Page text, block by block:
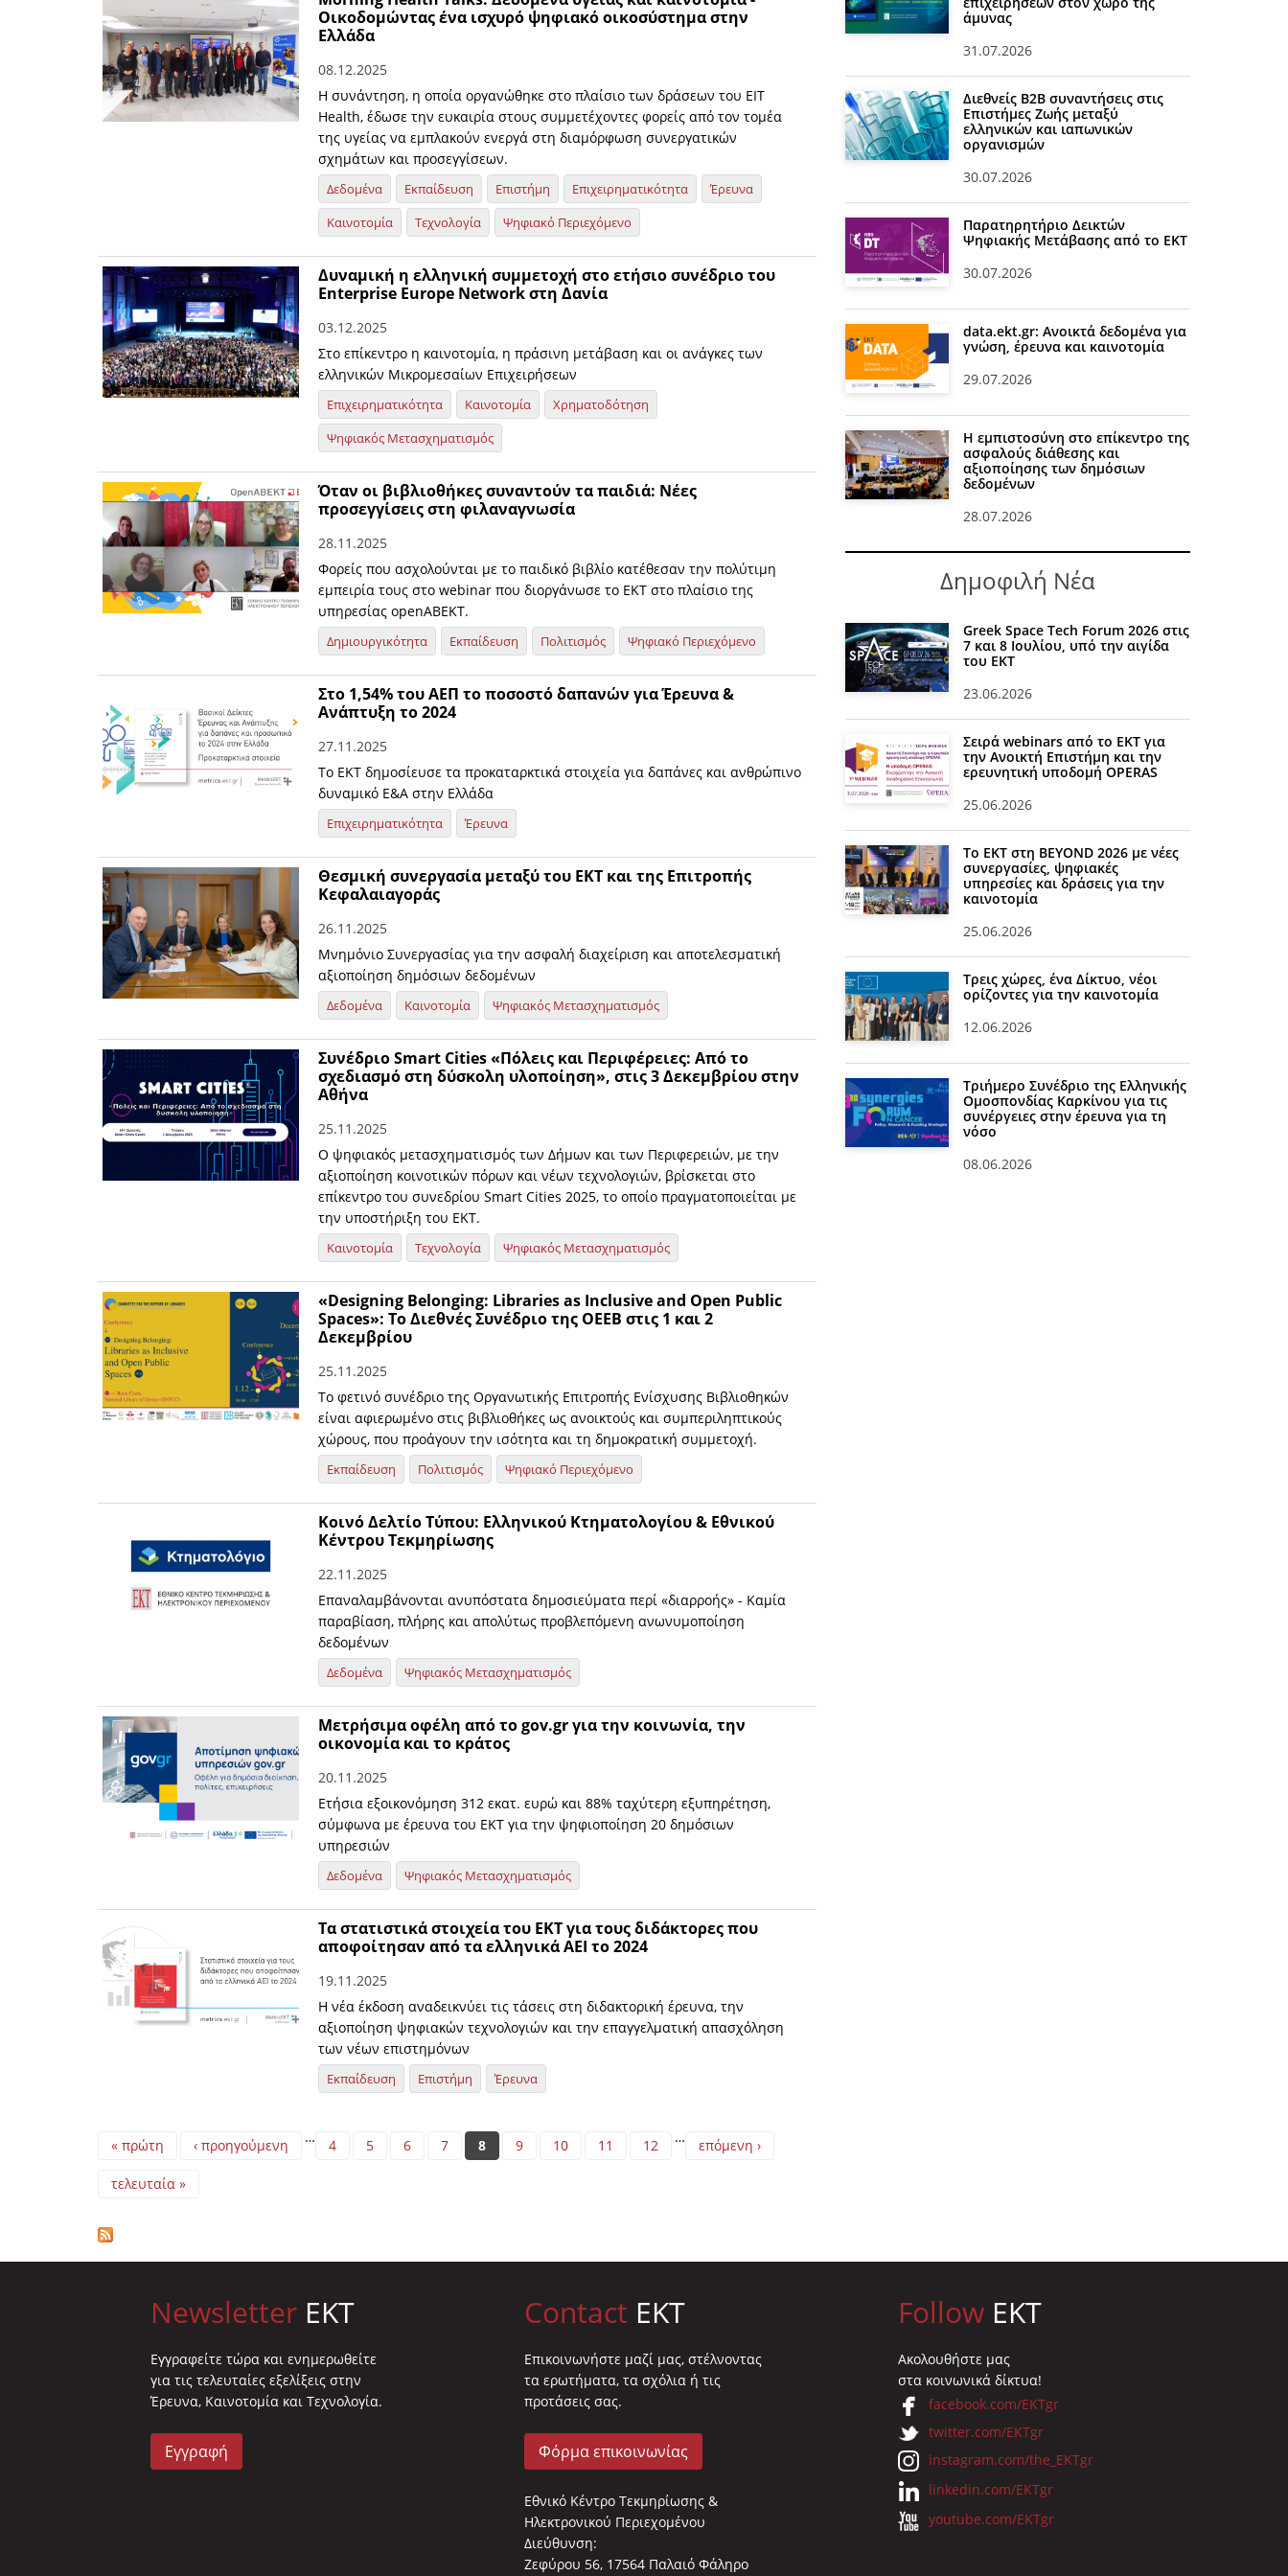
Οικοδομώντας ένα ισχυρό ψηφιακό οικοσύστημα στην
Ελλάδα
08.12.2025
Η συνάντηση, η οποία οργανώθηκε στο πλαίσιο των δράσεων του EIT
Health, έδωσε την ευκαιρία στους συμμετέχοντες φορείς από τον τομέα
της υγείας να εμπλακούν ενεργά στη διαμόρφωση συνεργατικών
σχημάτων και προσεγγίσεων.
Δεδομένα Εκπαίδευση Επιστήμη Επιχειρηματικότητα
Έρευνα
Καινοτομία
Τεχνολογία Ψηφιακό Περιεχόμενο
Δυναμική η ελληνική συμμετοχή στο ετήσιο συνέδριο του
Enterprise Europe Network στη Δανία
03.12.2025
Στο επίκεντρο η καινοτομία, η πράσινη μετάβαση και οι ανάγκες των
ελληνικών Μικρομεσαίων Επιχειρήσεων
Επιχειρηματικότητα Καινοτομία
Χρηματοδότηση
Ψηφιακός Μετασχηματισμός
Όταν οι βιβλιοθήκες συναντούν τα παιδιά: Νέες
προσεγγίσεις στη φιλαναγνωσία
28.11.2025
Φορείς που ασχολούνται με το παιδικό βιβλίο κατέθεσαν την πολύτιμη
εμπειρία τους στο webinar που διοργάνωσε το ΕΚΤ στο πλαίσιο της
υπηρεσίας openABEKT.
Δημιουργικότητα Εκπαίδευση Πολιτισμός Ψηφιακό Περιεχόμενο
Στο 1,54% του ΑΕΠ το ποσοστό δαπανών για Έρευνα &
Ανάπτυξη το 2024
27.11.2025
Το ΕΚΤ δημοσίευσε τα προκαταρκτικά στοιχεία για δαπάνες και ανθρώπινο
δυναμικό Ε&Α στην Ελλάδα
Επιχειρηματικότητα Έρευνα
Θεσμική συνεργασία μεταξύ του EKT και της Επιτροπής
Κεφαλαιαγοράς
26.11.2025
Μνημόνιο Συνεργασίας για την ασφαλή διαχείριση και αποτελεσματική
αξιοποίηση δημόσιων δεδομένων
Δεδομένα Καινοτομία Ψηφιακός Μετασχηματισμός
Συνέδριο Smart Cities «Πόλεις και Περιφέρειες: Από το
σχεδιασμό στη δύσκολη υλοποίηση», στις 3 Δεκεμβρίου στην
Αθήνα
25.11.2025
O ψηφιακός μετασχηματισμός των Δήμων και των Περιφερειών, με την
αξιοποίηση κοινοτικών πόρων και νέων τεχνολογιών, βρίσκεται στο
επίκεντρο του συνεδρίου Smart Cities 2025, το οποίο πραγματοποιείται με
την υποστήριξη του ΕΚΤ.
Καινοτομία Τεχνολογία Ψηφιακός Μετασχηματισμός
«Designing Belonging: Libraries as Inclusive and Open Public
Spaces»: Το Διεθνές Συνέδριο της ΟΕΕΒ στις 1 και 2
Δεκεμβρίου
25.11.2025
Το φετινό συνέδριο της Οργανωτικής Επιτροπής Ενίσχυσης Βιβλιοθηκών
είναι αφιερωμένο στις βιβλιοθήκες ως ανοικτούς και συμπεριληπτικούς
χώρους, που προάγουν την ισότητα και τη δημοκρατική συμμετοχή.
Εκπαίδευση Πολιτισμός Ψηφιακό Περιεχόμενο
Κοινό Δελτίο Τύπου: Ελληνικού Κτηματολογίου & Εθνικού
Κέντρου Τεκμηρίωσης
22.11.2025
Επαναλαμβάνονται ανυπόστατα δημοσιεύματα περί «διαρροής» - Καμία
παραβίαση, πλήρης και απολύτως προβλεπόμενη ανωνυμοποίηση
δεδομένων
Δεδομένα Ψηφιακός Μετασχηματισμός
Μετρήσιμα οφέλη από το gov.gr για την κοινωνία, την
οικονομία και το κράτος
20.11.2025
Ετήσια εξοικονόμηση 312 εκατ. ευρώ και 88% ταχύτερη εξυπηρέτηση,
σύμφωνα με έρευνα του ΕΚΤ για την ψηφιοποίηση 20 δημόσιων
υπηρεσιών
Δεδομένα Ψηφιακός Μετασχηματισμός
Τα στατιστικά στοιχεία του ΕΚΤ για τους διδάκτορες που
αποφοίτησαν από τα ελληνικά ΑΕΙ το 2024
19.11.2025
Η νέα έκδοση αναδεικνύει τις τάσεις στη διδακτορική έρευνα, την
αξιοποίηση ψηφιακών τεχνολογιών και την επαγγελματική απασχόληση
των νέων επιστημόνων
Εκπαίδευση Επιστήμη Έρευνα
Pages
« πρώτη ‹ προηγούμενη … 4 5 6 7 8 9 10 11 12 … επόμενη ›
τελευταία »
άμυνας
31.07.2026
Διεθνείς Β2Β συναντήσεις στις
Επιστήμες Ζωής μεταξύ
ελληνικών και ιαπωνικών
οργανισμών
30.07.2026
Παρατηρητήριο Δεικτών
Ψηφιακής Μετάβασης από το ΕΚΤ
30.07.2026
data.ekt.gr: Ανοικτά δεδομένα για
γνώση, έρευνα και καινοτομία
29.07.2026
Η εμπιστοσύνη στο επίκεντρο της
ασφαλούς διάθεσης και
αξιοποίησης των δημόσιων
δεδομένων
28.07.2026
Δημοφιλή Νέα
Greek Space Tech Forum 2026 στις
7 και 8 Ιουλίου, υπό την αιγίδα
του ΕΚΤ
23.06.2026
Σειρά webinars από το ΕΚΤ για
την Ανοικτή Επιστήμη και την
ερευνητική υποδομή OPERAS
25.06.2026
Το ΕΚΤ στη BEYOND 2026 με νέες
συνεργασίες, ψηφιακές
υπηρεσίες και δράσεις για την
καινοτομία
25.06.2026
Τρεις χώρες, ένα Δίκτυο, νέοι
ορίζοντες για την καινοτομία
12.06.2026
Τριήμερο Συνέδριο της Ελληνικής
Ομοσπονδίας Καρκίνου για τις
συνέργειες στην έρευνα για τη
νόσο
08.06.2026
Newsletter EKT
Eγγραφείτε τώρα και ενημερωθείτε
για τις τελευταίες εξελίξεις στην
Έρευνα, Καινοτομία και Τεχνολογία.
Εγγραφή
Contact EKT
Επικοινωνήστε μαζί μας, στέλνοντας
τα ερωτήματα, τα σχόλια ή τις
προτάσεις σας.
Φόρμα επικοινωνίας
Εθνικό Κέντρο Τεκμηρίωσης &
Ηλεκτρονικού Περιεχομένου
Διεύθυνση:
Ζεφύρου 56, 17564 Παλαιό Φάληρο
Follow EKT
Ακολουθήστε μας
στα κοινωνικά δίκτυα!
facebook.com/EKTgr
twitter.com/EKTgr
instagram.com/the_EKTgr
linkedin.com/EKTgr
youtube.com/EKTgr